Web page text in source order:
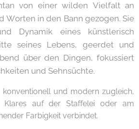
von einer wilden Vielfalt an
Worten in den Bann gezogen. Sie
Dynamik eines künstlerisch
seines Lebens, geerdet und
über den Dingen, fokussiert
und Sehnsüchte.
konventionell und modern zugleich,
Klares auf der Staffelei oder am
Farbigkeit verbindet.